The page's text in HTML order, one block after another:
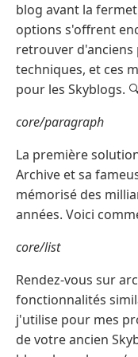
blog avant la
options s'offrent
retrouver
techniques, et ces
pour les Skyblogs.
core/paragraph
La première
Archive et sa
mémorisé des
années. Voici
core/list
Rendez-vous sur
fonctionnalités
j'utilise pour mes
de votre ancien